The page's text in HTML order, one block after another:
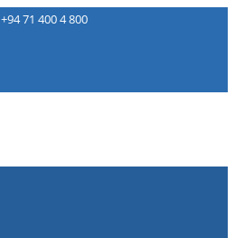
+94 71 400 4 800